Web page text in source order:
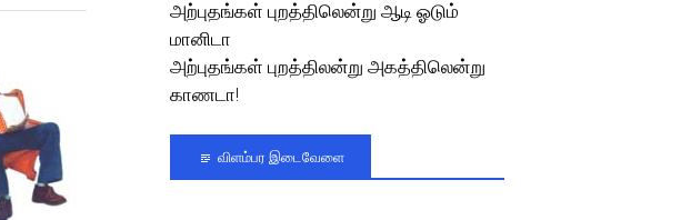
அற்புதங்கள் புறத்திலென்று ஆடி ஓடும்
மானிடா
அற்புதங்கள் புறத்திலன்று அகத்திலென்று
காணடா!
விளம்பர இடைவேளை